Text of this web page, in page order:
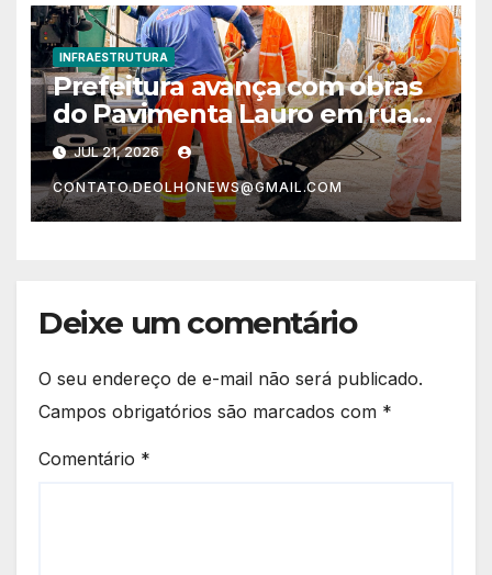
INFRAESTRUTURA
Prefeitura avança com obras
do Pavimenta Lauro em ruas
de Itinga
JUL 21, 2026
CONTATO.DEOLHONEWS@GMAIL.COM
Deixe um comentário
O seu endereço de e-mail não será publicado.
Campos obrigatórios são marcados com *
Comentário *